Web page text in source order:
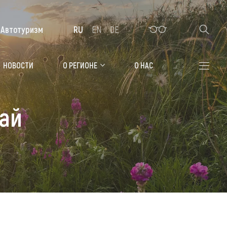
Алтайская зимовка
Где остановиться
Санатории
Гостиницы, отели
Коттеджи, базы
Сельские усадьбы
Мотели, придорожные отели
НОВОСТИ О РЕГИОНЕ О НАС
Автотуризм RU EN DE